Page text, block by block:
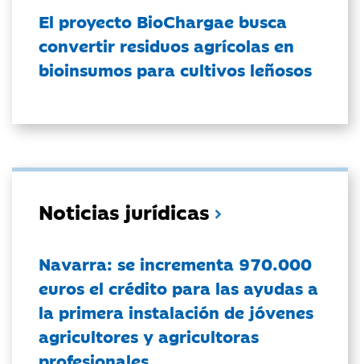
El proyecto BioChargae busca
convertir residuos agrícolas en
bioinsumos para cultivos leñosos
Noticias jurídicas
Navarra: se incrementa 970.000
euros el crédito para las ayudas a
la primera instalación de jóvenes
agricultores y agricultoras